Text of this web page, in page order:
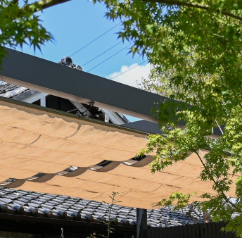
家の顔は外構にあり